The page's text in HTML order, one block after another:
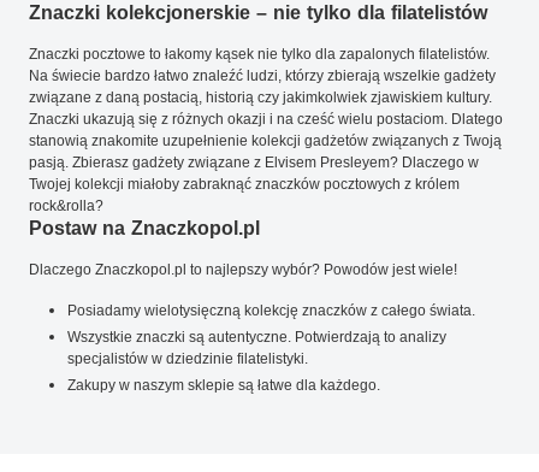
Znaczki kolekcjonerskie – nie tylko dla filatelistów
Znaczki pocztowe to łakomy kąsek nie tylko dla zapalonych filatelistów.
Na świecie bardzo łatwo znaleźć ludzi, którzy zbierają wszelkie gadżety
związane z daną postacią, historią czy jakimkolwiek zjawiskiem kultury.
Znaczki ukazują się z różnych okazji i na cześć wielu postaciom. Dlatego
stanowią znakomite uzupełnienie kolekcji gadżetów związanych z Twoją
pasją. Zbierasz gadżety związane z Elvisem Presleyem? Dlaczego w
Twojej kolekcji miałoby zabraknąć znaczków pocztowych z królem
rock&rolla?
Postaw na Znaczkopol.pl
Dlaczego Znaczkopol.pl to najlepszy wybór? Powodów jest wiele!
Posiadamy wielotysięczną kolekcję znaczków z całego świata.
Wszystkie znaczki są autentyczne. Potwierdzają to analizy
specjalistów w dziedzinie filatelistyki.
Zakupy w naszym sklepie są łatwe dla każdego.